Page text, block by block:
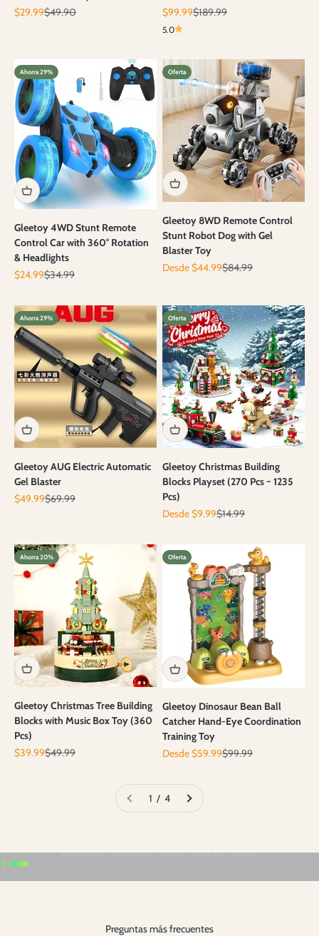
Precio de oferta
$29.99Precio normal
$49.90
Precio de oferta
$99.99Precio normal
$189.99
5.0
Ahorra 29%
Gleetoy 4WD Stunt Remote
Control Car with 360° Rotation
& Headlights
Precio de oferta
$24.99Precio normal
$34.99
Oferta
Gleetoy 8WD Remote Control
Stunt Robot Dog with Gel
Blaster Toy
Precio de oferta
Desde $44.99Precio normal
$84.99
Ahorra 29%
Gleetoy AUG Electric Automatic
Gel Blaster
Precio de oferta
$49.99Precio normal
$69.99
Oferta
Gleetoy Christmas Building
Blocks Playset (270 Pcs ~ 1235
Pcs)
Precio de oferta
Desde $9.99Precio normal
$14.99
Ahorra 20%
Gleetoy Christmas Tree Building
Blocks with Music Box Toy (360
Pcs)
Precio de oferta
$39.99Precio normal
$49.99
Oferta
Gleetoy Dinosaur Bean Ball
Catcher Hand-Eye Coordination
Training Toy
Precio de oferta
Desde $59.99Precio normal
$99.99
1 / 4
Ir al artículo 1
Ir al artículo 2
Ir al artículo 3
Preguntas más frecuentes